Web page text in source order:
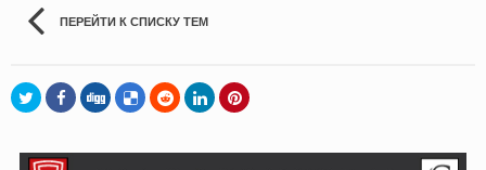
ПЕРЕЙТИ К СПИСКУ ТЕМ